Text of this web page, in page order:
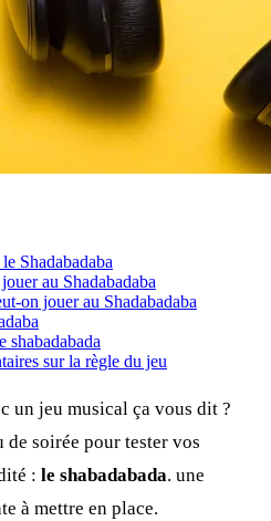
Shadabadaba
au Shadabadaba
on jouer au Shadabadaba
shabadabada
sur la règle du jeu
un jeu musical ça vous dit ?
soirée pour tester vos
: le shabadabada. une
à mettre en place.